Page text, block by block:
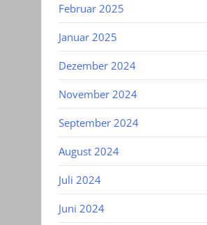
Februar 2025
Januar 2025
Dezember 2024
November 2024
September 2024
August 2024
Juli 2024
Juni 2024